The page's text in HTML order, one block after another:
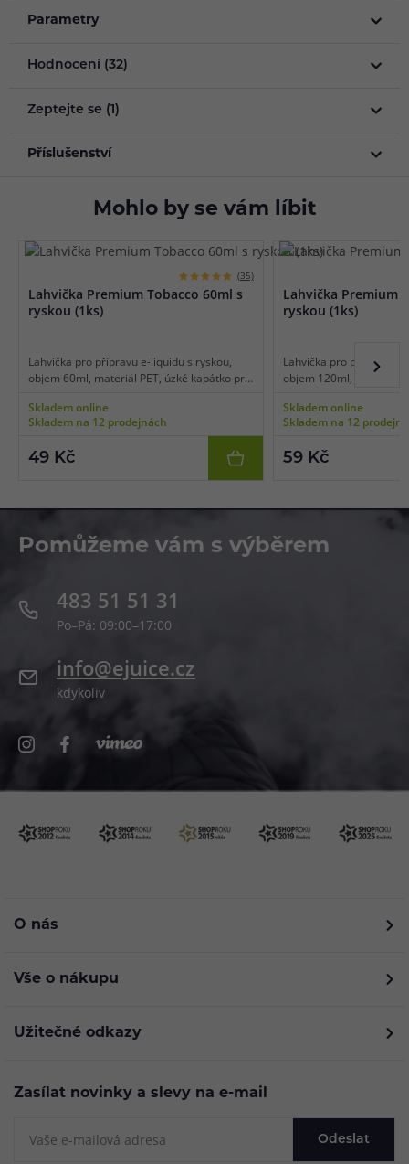
Parametry
Hodnocení (32)
Zeptejte se (1)
Příslušenství
Mohlo by se vám líbit
(35)
Lahvička Premium Tobacco 60ml s
ryskou (1ks)
Lahvička pro přípravu e-liquidu s ryskou,
objem 60ml, materiál PET, úzké kapátko pro
ks.
Skladem online
Skladem na 12 prodejnách
49 Kč
Lahvička Premium
ryskou (1ks)
Lahvička pro přípravu
objem 120ml, materiál
balení 1 ks.
Skladem online
Skladem na 12
59 Kč
Pomůžeme vám s výběrem
483 51 51 31
Po–Pá: 09:00–17:00
info@ejuice.cz
kdykoliv
O nás
Vše o nákupu
Užitečné odkazy
Zasílat novinky a slevy na e-mail
Odeslat